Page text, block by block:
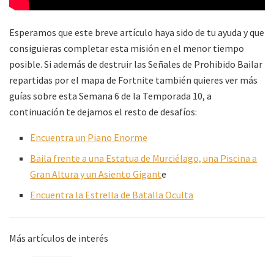
Esperamos que este breve artículo haya sido de tu ayuda y que
consiguieras completar esta misión en el menor tiempo
posible. Si además de destruir las Señales de Prohibido Bailar
repartidas por el mapa de Fortnite también quieres ver más
guías sobre esta Semana 6 de la Temporada 10, a
continuación te dejamos el resto de desafíos:
Encuentra un Piano Enorme
Baila frente a una Estatua de Murciélago, una Piscina a
Gran Altura y un Asiento Gigante
Encuentra la Estrella de Batalla Oculta
Más artículos de interés